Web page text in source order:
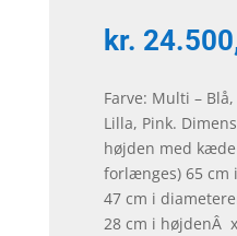
kr.
Farve: Multi –
Lilla, Pink.
højden med
forlænges) 65 cm
47 cm i
28 cm i højdenÂ